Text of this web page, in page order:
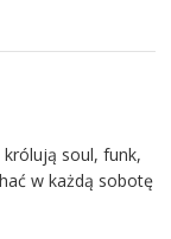
soul, funk,
w każdą sobotę